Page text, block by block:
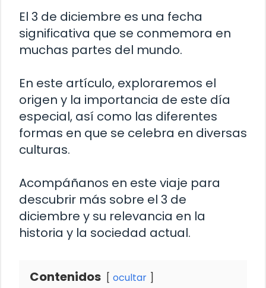
El 3 de diciembre es una fecha
significativa que se conmemora en
muchas partes del mundo.
En este artículo, exploraremos el
origen y la importancia de este día
especial, así como las diferentes
formas en que se celebra en diversas
culturas.
Acompáñanos en este viaje para
descubrir más sobre el 3 de
diciembre y su relevancia en la
historia y la sociedad actual.
Contenidos ocultar